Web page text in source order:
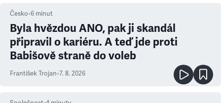
Česko•6 minut
Byla hvězdou ANO, pak ji skandál
připravil o kariéru. A teď jde proti
Babišově straně do voleb
František Trojan•7. 8. 2026